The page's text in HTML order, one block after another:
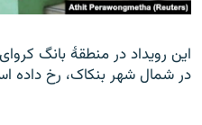
این رویداد در منطقۀ بانگ
در شمال شهر بنکاک، رخ داده